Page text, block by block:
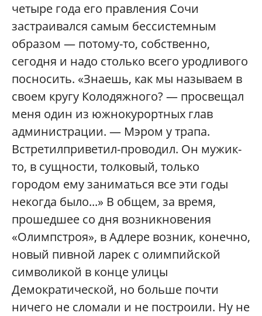
четыре года его правления Сочи
застраивался самым бессистемным
образом — потому-то, собственно,
сегодня и надо столько всего уродливого
посносить. «Знаешь, как мы называем в
своем кругу Колодяжного? — просвещал
меня один из южнокурортных глав
администрации. — Мэром у трапа.
Встретилприветил-проводил. Он мужик-
то, в сущности, толковый, только
городом ему заниматься все эти годы
некогда было...» В общем, за время,
прошедшее со дня возникновения
«Олимпстроя», в Адлере возник, конечно,
новый пивной ларек с олимпийской
символикой в конце улицы
Демократической, но больше почти
ничего не сломали и не построили. Ну не